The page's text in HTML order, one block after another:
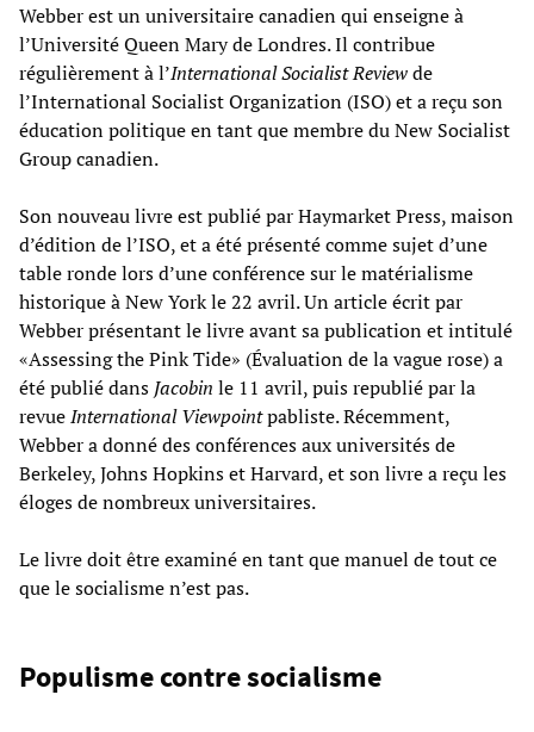
Webber est un universitaire canadien qui enseigne à
l’Université Queen Mary de Londres. Il contribue
régulièrement à l’International Socialist Reviewde
l’International Socialist Organization (ISO) et a reçu son
éducation politique en tant que membre du New Socialist
Group canadien.
Son nouveau livre est publié par Haymarket Press, maison
d’édition de l’ISO, et a été présenté comme sujet d’une
table ronde lors d’une conférence sur le matérialisme
historique à New York le 22 avril. Un article écrit par
Webber présentant le livre avant sa publication et intitulé
«Assessing the Pink Tide» (Évaluation de la vague rose) a
été publié dans Jacobin le 11 avril, puis republié par la
revueInternational Viewpointpabliste. Récemment,
Webber a donné des conférences aux universités de
Berkeley, Johns Hopkins et Harvard, et son livre a reçu les
éloges de nombreux universitaires.
Le livre doit être examiné en tant que manuel de tout ce
que le socialisme n’est pas.
Populisme contre socialisme